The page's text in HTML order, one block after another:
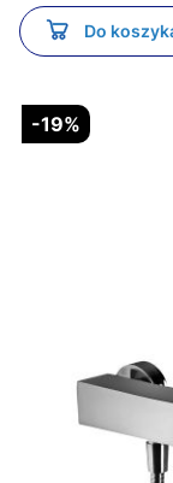
Do
-19%